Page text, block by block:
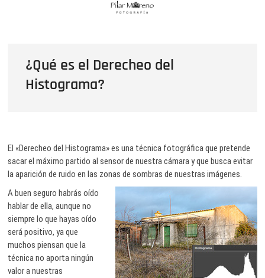
¿Qué es el Derecheo del
Histograma?
El «Derecheo del Histograma» es una técnica fotográfica que pretende
sacar el máximo partido al sensor de nuestra cámara y que busca evitar
la aparición de ruido en las zonas de sombras de nuestras imágenes.
A buen seguro habrás oído
hablar de ella, aunque no
siempre lo que hayas oído
será positivo, ya que
muchos piensan que la
técnica no aporta ningún
valor a nuestras